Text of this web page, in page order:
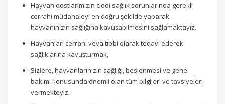
Hayvan dostlarımızın ciddi sağlık sorunlarında gerekli
cerrahi müdahaleyi en doğru şekilde yaparak
hayvanınızın sağlığına kavuşabilmesini sağlamaktayız.
Hayvanları cerrahi veya tıbbi olarak tedavi ederek
sağlıklarına kavuşturmak,
Sizlere, hayvanlarınızın sağlığı, beslenmesi ve genel
bakımı konusunda önemli olan tüm bilgileri ve tavsiyeleri
vermekteyiz.